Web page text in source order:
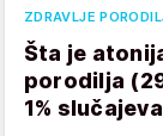
ZDRAVLJE
Šta je
porodilja
1% slučajeva